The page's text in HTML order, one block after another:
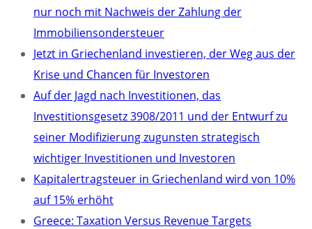
nur noch mit Nachweis der Zahlung der
Immobiliensondersteuer
Jetzt in Griechenland investieren, der Weg aus der
Krise und Chancen für Investoren
Auf der Jagd nach Investitionen, das
Investitionsgesetz 3908/2011 und der Entwurf zu
seiner Modifizierung zugunsten strategisch
wichtiger Investitionen und Investoren
Kapitalertragsteuer in Griechenland wird von 10%
auf 15% erhöht
Greece: Taxation Versus Revenue Targets